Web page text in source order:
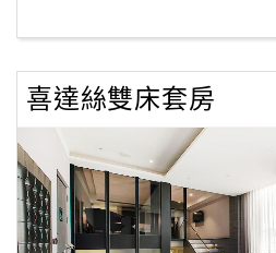
喜達絲雙床套房